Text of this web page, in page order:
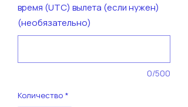
время (UTC) вылета (если нужен)
(необязательно)
0/500
Количество *